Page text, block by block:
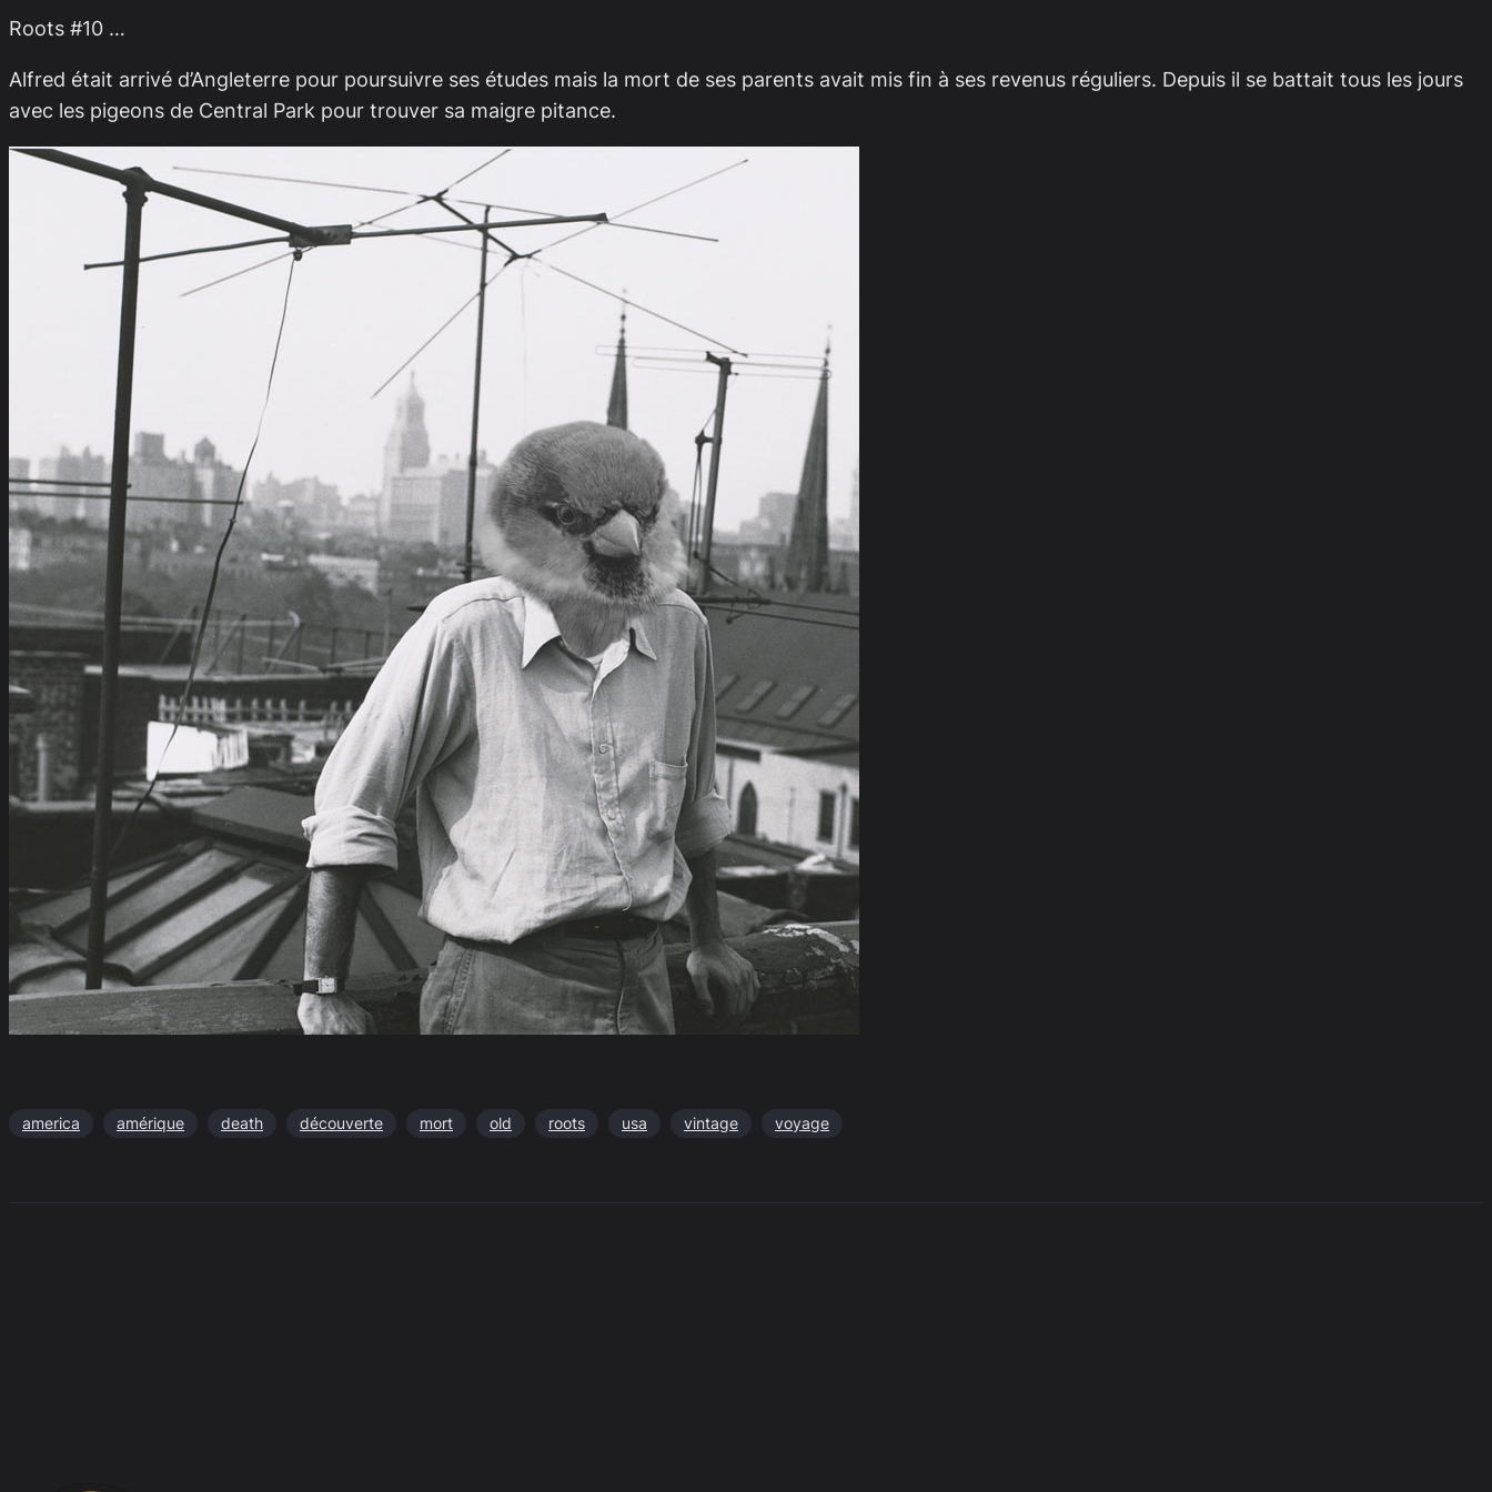
Roots #10 …
Alfred était arrivé d’Angleterre pour poursuivre ses études mais la mort de ses parents avait mis fin à ses revenus réguliers. Depuis il se battait tous les jours
avec les pigeons de Central Park pour trouver sa maigre pitance.
america amérique death découverte mort old roots usa vintage voyage